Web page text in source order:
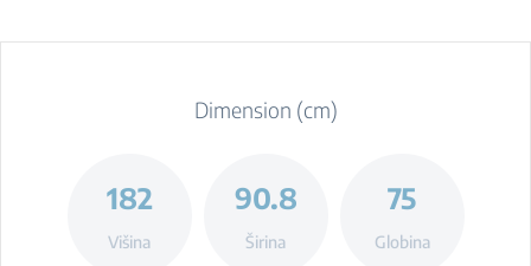
Dimension (cm)
182
Višina
90.8
Širina
75
Globina